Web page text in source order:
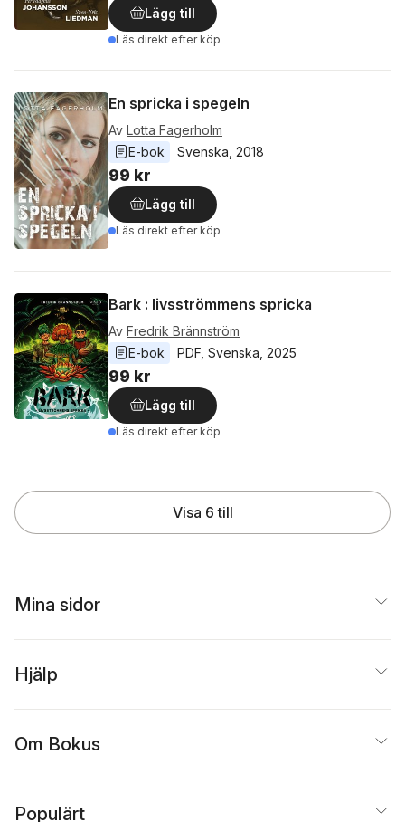
Lägg till
Läs direkt efter köp
En spricka i spegeln
Av Lotta Fagerholm
E-bok
Svenska 2018
99 kr
Lägg till
Läs direkt efter köp
Bark : livsströmmens spricka
Av Fredrik Brännström
E-bok
PDF Svenska 2025
99 kr
Lägg till
Läs direkt efter köp
Visa 6 till
Mina sidor
Hjälp
Om Bokus
Populärt